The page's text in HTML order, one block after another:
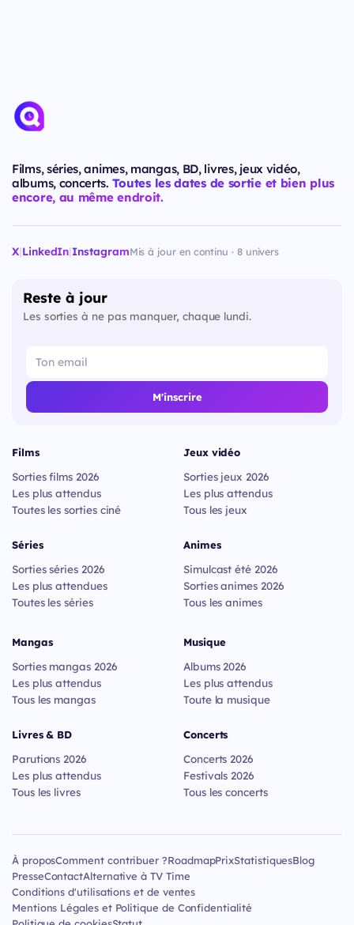
Films, séries, animes, mangas, BD, livres, jeux vidéo,
albums, concerts. Toutes les dates de sortie et bien plus
encore, au même endroit.
X|LinkedIn|InstagramMis à jour en continu · 8 univers
Reste à jour
Les sorties à ne pas manquer, chaque lundi.
M'inscrire
Films
Sorties films 2026
Les plus attendus
Toutes les sorties ciné
Séries
Sorties séries 2026
Les plus attendues
Toutes les séries
Jeux vidéo
Sorties jeux 2026
Les plus attendus
Tous les jeux
Animes
Simulcast été 2026
Sorties animes 2026
Tous les animes
Mangas
Sorties mangas 2026
Les plus attendus
Tous les mangas
Livres & BD
Parutions 2026
Les plus attendus
Tous les livres
Musique
Albums 2026
Les plus attendus
Toute la musique
Concerts
Concerts 2026
Festivals 2026
Tous les concerts
À proposComment contribuer ?RoadmapPrixStatistiquesBlog
PresseContactAlternative à TV Time
Conditions d'utilisations et de ventes
Mentions Légales et Politique de Confidentialité